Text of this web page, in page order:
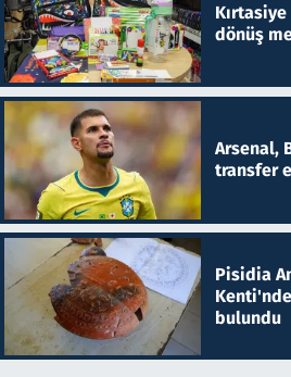
dönüş
Arsenal,
transfer
Pisidia
bulundu